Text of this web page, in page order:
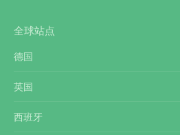
全球站点
德国
英国
西班牙